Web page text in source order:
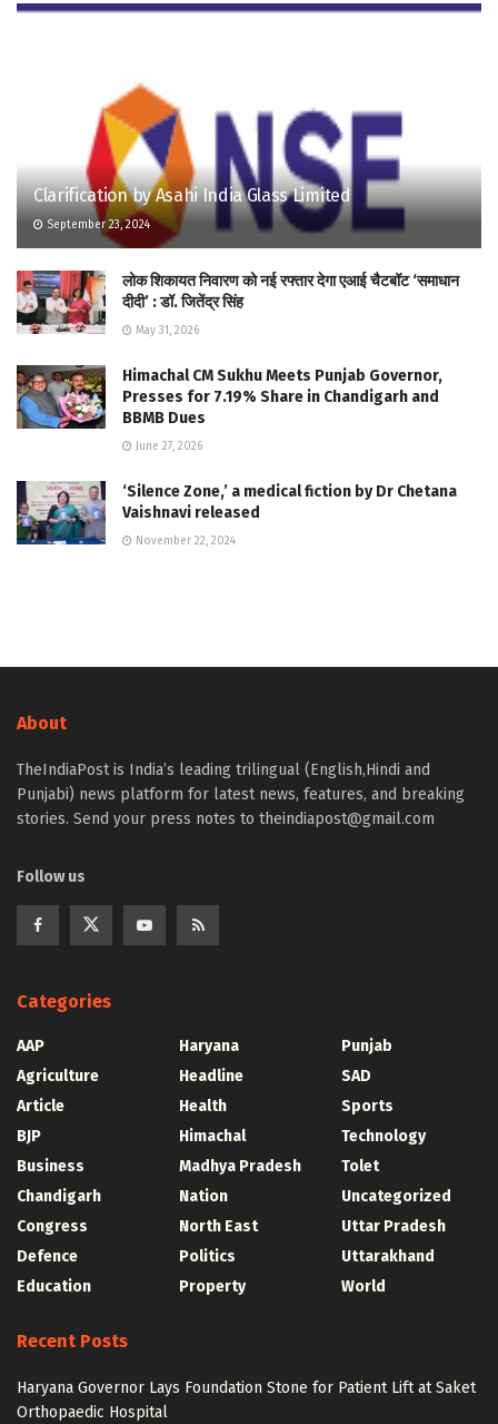
Clarification by Asahi India Glass Limited
September 23, 2024
लोक शिकायत निवारण को नई रफ्तार देगा एआई चैटबॉट ‘समाधान
दीदी’ : डॉ. जितेंद्र सिंह
May 31, 2026
Himachal CM Sukhu Meets Punjab Governor,
Presses for 7.19% Share in Chandigarh and
BBMB Dues
June 27, 2026
‘Silence Zone,’ a medical fiction by Dr Chetana
Vaishnavi released
November 22, 2024
About
TheIndiaPost is India’s leading trilingual (English,Hindi and
Punjabi) news platform for latest news, features, and breaking
stories. Send your press notes to theindiapost@gmail.com
Follow us
Categories
AAP
Agriculture
Article
BJP
Business
Chandigarh
Congress
Defence
Education
Haryana
Headline
Health
Himachal
Madhya Pradesh
Nation
North East
Politics
Property
Punjab
SAD
Sports
Technology
Tolet
Uncategorized
Uttar Pradesh
Uttarakhand
World
Recent Posts
Haryana Governor Lays Foundation Stone for Patient Lift at Saket
Orthopaedic Hospital